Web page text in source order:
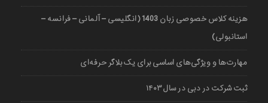
هزینه کلاس خصوصی زبان 1403 (انگلیسی – آلمانی – فرانسه –
استانبولی)
مهارت‌ها و ویژگی‌های اساسی برای یک بلاگر حرفه‌ای
ثبت شرکت در دبی در سال ۱۴۰۳